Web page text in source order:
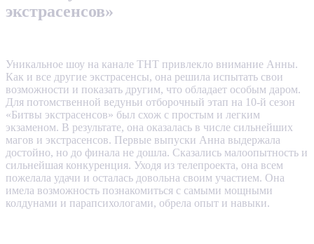
экстрасенсов»
Уникальное шоу на канале ТНТ привлекло внимание Анны.
Как и все другие экстрасенсы, она решила испытать свои
возможности и показать другим, что обладает особым даром.
Для потомственной ведуньи отборочный этап на 10-й сезон
«Битвы экстрасенсов» был схож с простым и легким
экзаменом. В результате, она оказалась в числе сильнейших
магов и экстрасенсов. Первые выпуски Анна выдержала
достойно, но до финала не дошла. Сказались малоопытность и
сильнейшая конкуренция. Уходя из телепроекта, она всем
пожелала удачи и осталась довольна своим участием. Она
имела возможность познакомиться с самыми мощными
колдунами и парапсихологами, обрела опыт и навыки.